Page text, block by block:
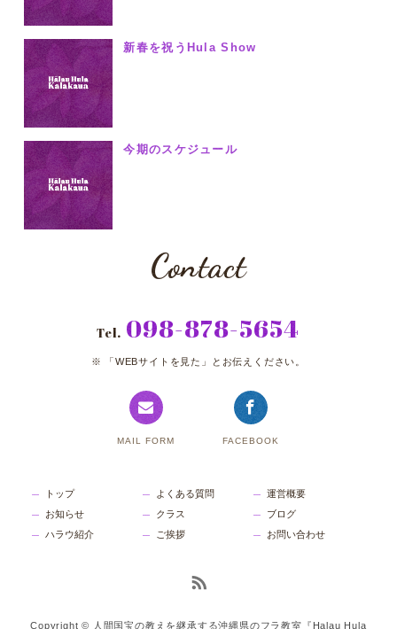
新春を祝うHula Show
今期のスケジュール
Contact
Tel. 098-878-5654
「WEBサイトを見た」とお伝えください。
MAIL FORM FACEBOOK
トップ
お知らせ
ハラウ紹介
よくある質問
クラス
ご挨拶
運営概要
ブログ
お問い合わせ
Copyright © 人間国宝の教えを継承する沖縄県のフラ教室『Halau Hula